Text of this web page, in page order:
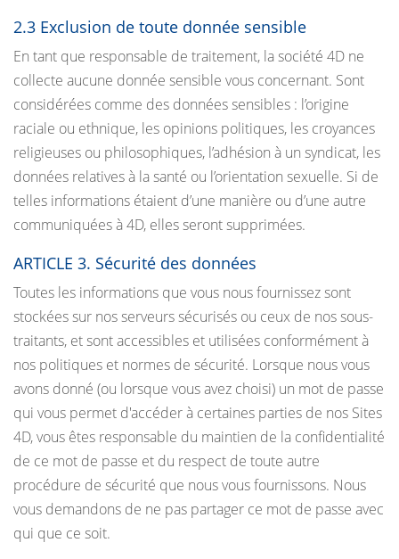
2.3 Exclusion de toute donnée sensible
En tant que responsable de traitement, la société 4D ne
collecte aucune donnée sensible vous concernant. Sont
considérées comme des données sensibles : l’origine
raciale ou ethnique, les opinions politiques, les croyances
religieuses ou philosophiques, l’adhésion à un syndicat, les
données relatives à la santé ou l’orientation sexuelle. Si de
telles informations étaient d’une manière ou d’une autre
communiquées à 4D, elles seront supprimées.
ARTICLE 3. Sécurité des données
Toutes les informations que vous nous fournissez sont
stockées sur nos serveurs sécurisés ou ceux de nos sous-
traitants, et sont accessibles et utilisées conformément à
nos politiques et normes de sécurité. Lorsque nous vous
avons donné (ou lorsque vous avez choisi) un mot de passe
qui vous permet d'accéder à certaines parties de nos Sites
4D, vous êtes responsable du maintien de la confidentialité
de ce mot de passe et du respect de toute autre
procédure de sécurité que nous vous fournissons. Nous
vous demandons de ne pas partager ce mot de passe avec
qui que ce soit.